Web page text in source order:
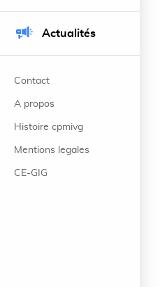
Actualités
Contact
A propos
Histoire cpmivg
Mentions legales
CE-GIG